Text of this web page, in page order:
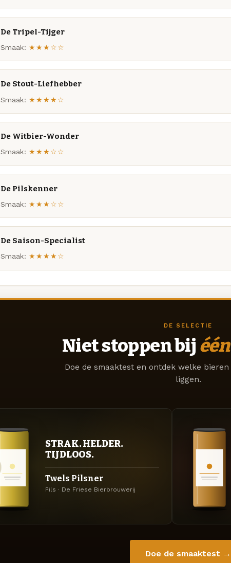
De Tripel-Tijger
Smaak: ★★★☆☆
De Stout-Liefhebber
Smaak: ★★★★☆
De Witbier-Wonder
Smaak: ★★★☆☆
De Pilskenner
Smaak: ★★★☆☆
De Saison-Specialist
Smaak: ★★★★☆
DE SELECTIE
Niet stoppen bij één
Doe de smaaktest en ontdek welke
liggen.
STRAK. HELDER.
TIJDLOOS.
Twels Pilsner
Pils · De Friese Bierbrouwerij
Doe de smaaktest →